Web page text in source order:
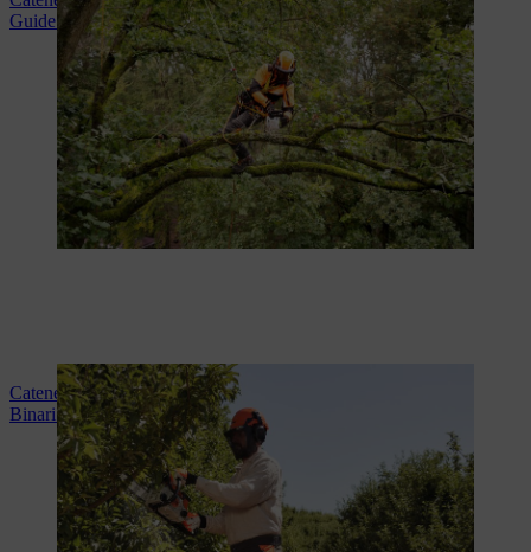
Guide per la cura degli alberi
Catene per seghe per l'agricoltura
Binari di guida per l'agricoltura